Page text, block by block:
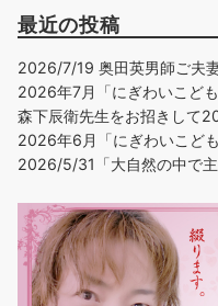
最近の投稿
2026/7/19 奥田英男師ご夫
2026年7月「にぎわいこど
森下辰衛先生をお招きして
2026年6月「にぎわいこど
2026/5/31「大自然の中で